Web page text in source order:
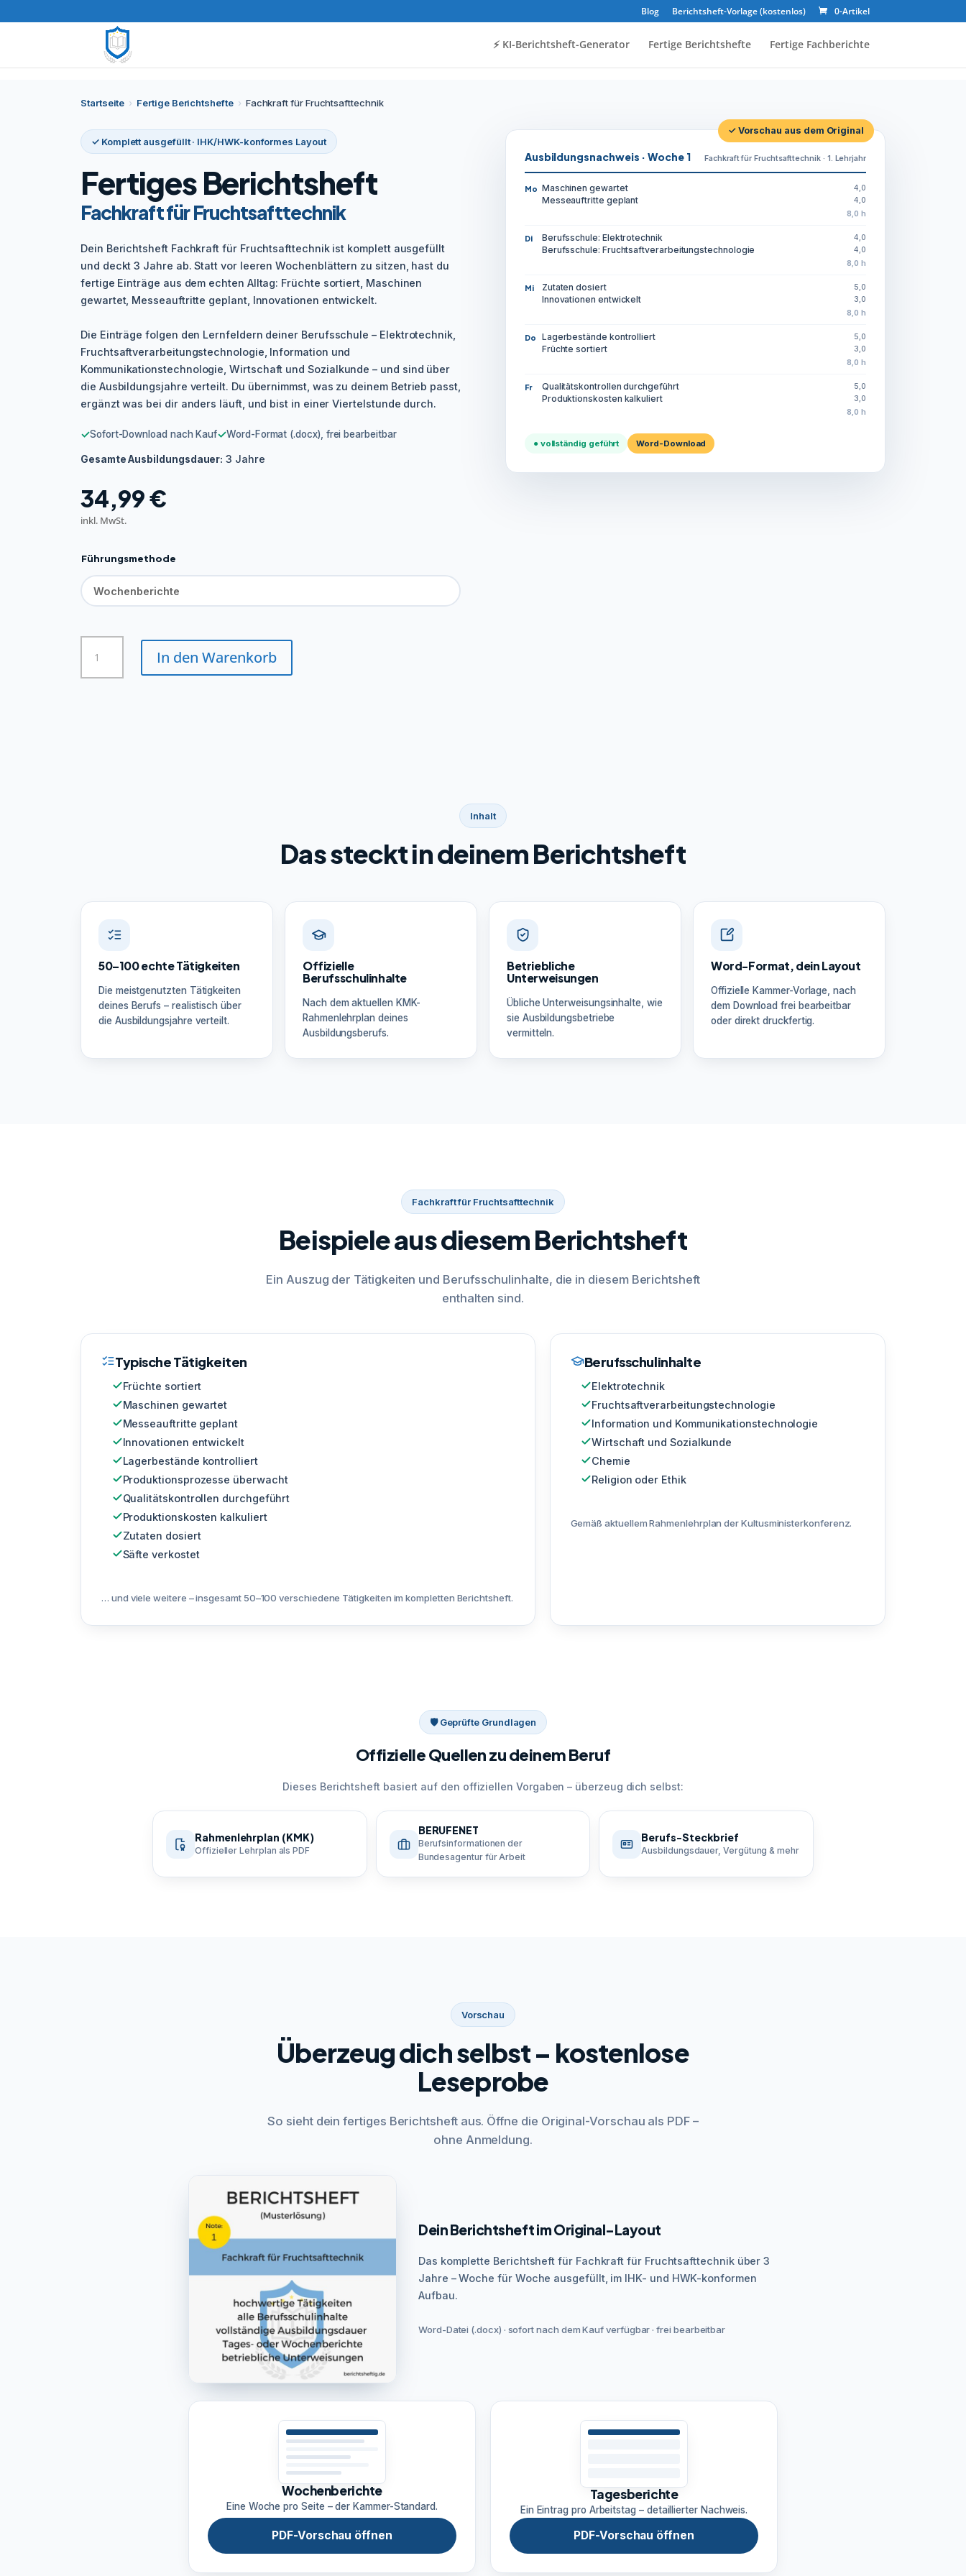
Blog Berichtsheft-Vorlage (kostenlos) 0-Artikel
⚡️ KI-Berichtsheft-Generator Fertige Berichtshefte Fertige Fachberichte
Startseite › Fertige Berichtshefte › Fachkraft für Fruchtsafttechnik
✓ Komplett ausgefüllt · IHK/HWK-konformes Layout
Fertiges Berichtsheft
Fachkraft für Fruchtsafttechnik
Dein Berichtsheft Fachkraft für Fruchtsafttechnik ist komplett ausgefüllt
und deckt 3 Jahre ab. Statt vor leeren Wochenblättern zu sitzen, hast du
fertige Einträge aus dem echten Alltag: Früchte sortiert, Maschinen
gewartet, Messeauftritte geplant, Innovationen entwickelt.
Die Einträge folgen den Lernfeldern deiner Berufsschule – Elektrotechnik,
Fruchtsaftverarbeitungstechnologie, Information und
Kommunikationstechnologie, Wirtschaft und Sozialkunde – und sind über
die Ausbildungsjahre verteilt. Du übernimmst, was zu deinem Betrieb passt,
ergänzt was bei dir anders läuft, und bist in einer Viertelstunde durch.
✓Sofort-Download nach Kauf✓Word-Format (.docx), frei bearbeitbar
Gesamte Ausbildungsdauer: 3 Jahre
34,99€
inkl. MwSt.
Führungsmethode
Fruchtsafttechnik
In den Warenkorb
✓ Vorschau aus dem Original
Ausbildungsnachweis · Woche 1 Fachkraft für Fruchtsafttechnik · 1. Lehrjahr
Mo Maschinen gewartet 4,0
Messeauftritte geplant 4,0
8,0 h
Di Berufsschule: Elektrotechnik 4,0
Berufsschule: Fruchtsaftverarbeitungstechnologie 4,0
8,0 h
Mi Zutaten dosiert 5,0
Innovationen entwickelt 3,0
8,0 h
Do Lagerbestände kontrolliert 5,0
Früchte sortiert 3,0
8,0 h
Fr Qualitätskontrollen durchgeführt 5,0
Produktionskosten kalkuliert 3,0
8,0 h
● vollständig geführt Word-Download
Inhalt
Das steckt in deinem Berichtsheft
50–100 echte Tätigkeiten
Die meistgenutzten Tätigkeiten
deines Berufs – realistisch über
die Ausbildungsjahre verteilt.
Offizielle
Berufsschulinhalte
Nach dem aktuellen KMK-
Rahmenlehrplan deines
Ausbildungsberufs.
Betriebliche
Unterweisungen
Übliche Unterweisungsinhalte, wie
sie Ausbildungsbetriebe
vermitteln.
Word-Format, dein Layout
Offizielle Kammer-Vorlage, nach
dem Download frei bearbeitbar
oder direkt druckfertig.
Fachkraft für Fruchtsafttechnik
Beispiele aus diesem Berichtsheft
Ein Auszug der Tätigkeiten und Berufsschulinhalte, die in diesem Berichtsheft
enthalten sind.
Typische Tätigkeiten
Früchte sortiert
Maschinen gewartet
Messeauftritte geplant
Innovationen entwickelt
Lagerbestände kontrolliert
Produktionsprozesse überwacht
Qualitätskontrollen durchgeführt
Produktionskosten kalkuliert
Zutaten dosiert
Säfte verkostet
… und viele weitere – insgesamt 50–100 verschiedene Tätigkeiten im kompletten Berichtsheft.
Berufsschulinhalte
Elektrotechnik
Fruchtsaftverarbeitungstechnologie
Information und Kommunikationstechnologie
Wirtschaft und Sozialkunde
Chemie
Religion oder Ethik
Gemäß aktuellem Rahmenlehrplan der Kultusministerkonferenz.
🛡 Geprüfte Grundlagen
Offizielle Quellen zu deinem Beruf
Dieses Berichtsheft basiert auf den offiziellen Vorgaben – überzeug dich selbst:
Rahmenlehrplan (KMK)
Offizieller Lehrplan als PDF
BERUFENET
Berufsinformationen der
Bundesagentur für Arbeit
Berufs-Steckbrief
Ausbildungsdauer, Vergütung & mehr
Vorschau
Überzeug dich selbst – kostenlose
Leseprobe
So sieht dein fertiges Berichtsheft aus. Öffne die Original-Vorschau als PDF –
ohne Anmeldung.
Dein Berichtsheft im Original-Layout
Das komplette Berichtsheft für Fachkraft für Fruchtsafttechnik über 3
Jahre – Woche für Woche ausgefüllt, im IHK- und HWK-konformen
Aufbau.
Word-Datei (.docx) · sofort nach dem Kauf verfügbar · frei bearbeitbar
Wochenberichte
Eine Woche pro Seite – der Kammer-Standard.
PDF-Vorschau öffnen
Tagesberichte
Ein Eintrag pro Arbeitstag – detaillierter Nachweis.
PDF-Vorschau öffnen